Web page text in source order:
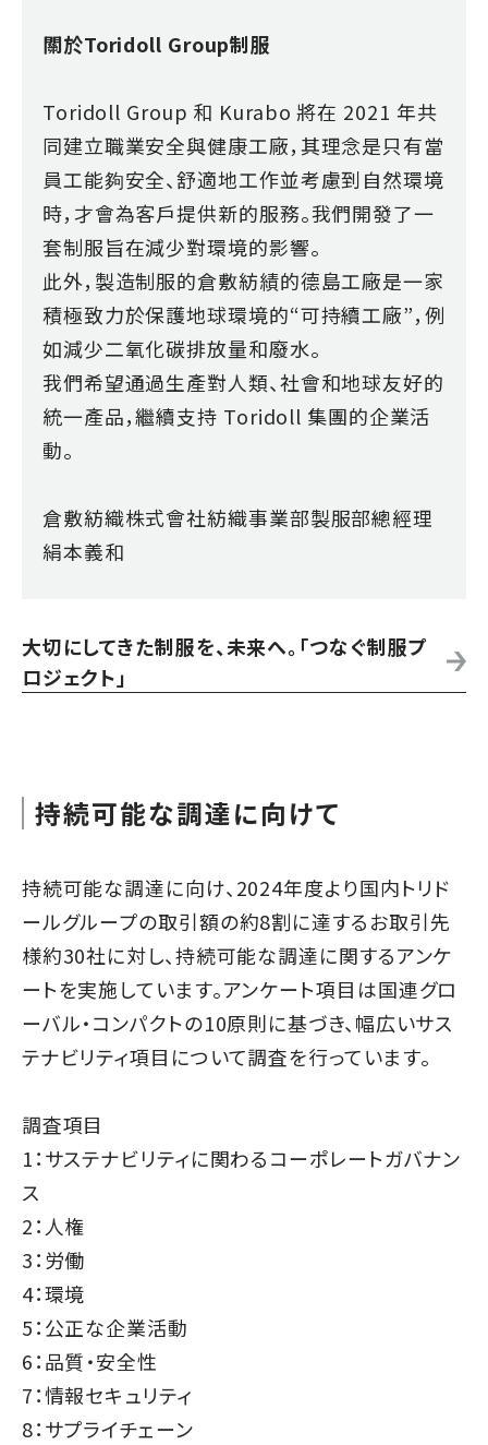
關於Toridoll Group制服
Toridoll Group 和 Kurabo 將在 2021 年共
同建立職業安全與健康工廠，其理念是只有當
員工能夠安全、舒適地工作並考慮到自然環境
時，才會為客戶提供新的服務。我們開發了一
套制服旨在減少對環境的影響。
此外，製造制服的倉敷紡績的德島工廠是一家
積極致力於保護地球環境的“可持續工廠”，例
如減少二氧化碳排放量和廢水。
我們希望通過生產對人類、社會和地球友好的
統一產品，繼續支持 Toridoll 集團的企業活
動。
倉敷紡織株式會社紡織事業部製服部總經理
絹本義和
大切にしてきた制服を、未来へ。「つなぐ制服プ
ロジェクト」
持続可能な調達に向けて
持続可能な調達に向け、2024年度より国内トリド
ールグループの取引額の約8割に達するお取引先
様約30社に対し、持続可能な調達に関するアンケ
ートを実施しています。アンケート項目は国連グロ
ーバル・コンパクトの10原則に基づき、幅広いサス
テナビリティ項目について調査を行っています。
調査項目
1：サステナビリティに関わるコーポレートガバナン
ス
2：人権
3：労働
4：環境
5：公正な企業活動
6：品質・安全性
7：情報セキュリティ
8：サプライチェーン